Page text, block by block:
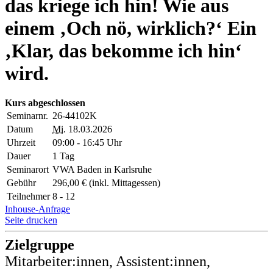
das kriege ich hin! Wie aus
einem ‚Och nö, wirklich?‘ Ein
‚Klar, das bekomme ich hin‘
wird.
Kurs abgeschlossen
Seminarnr. 26-44102K
Datum
Mi. 18.03.2026
Uhrzeit
09:00 - 16:45 Uhr
Dauer
1 Tag
Seminarort VWA Baden in Karlsruhe
Gebühr
296,00 € (inkl. Mittagessen)
Teilnehmer 8 - 12
Inhouse-Anfrage
Seite drucken
Zielgruppe
Mitarbeiter:innen, Assistent:innen,